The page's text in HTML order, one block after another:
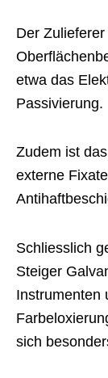
Der
etwa das
Passivierung.
Zudem ist
externe
Schliesslich
Steiger
Instrumenten
sich